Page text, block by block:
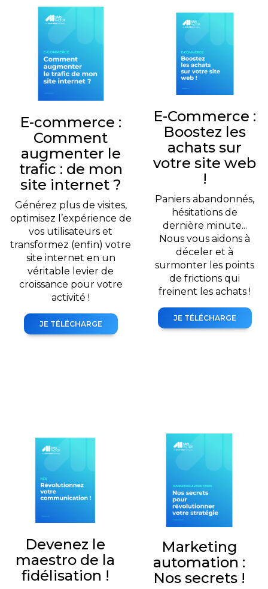
E-commerce :
Comment
augmenter le
trafic : de mon
site internet ?
Générez plus de visites,
optimisez l’expérience de
vos utilisateurs et
transformez (enfin) votre
site internet en un
véritable levier de
croissance pour votre
activité !
JE TÉLÉCHARGE
E-Commerce :
Boostez les
achats sur
votre site web
!
Paniers abandonnés,
hésitations de
dernière minute...
Nous vous aidons à
déceler et à
surmonter les points
de frictions qui
freinent les achats !
JE TÉLÉCHARGE
Devenez le
maestro de la
fidélisation !
Marketing
automation :
Nos secrets !